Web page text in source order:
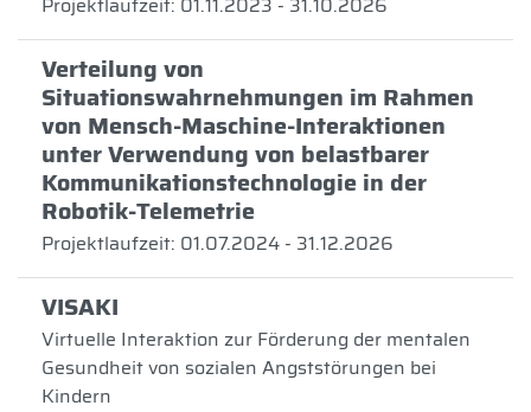
Verteilung von
Situationswahrnehmungen im Rahmen
von Mensch-Maschine-Interaktionen
unter Verwendung von belastbarer
Kommunikationstechnologie in der
Robotik-Telemetrie
Projektlaufzeit: 01.07.2024 - 31.12.2026
VISAKI
Virtuelle Interaktion zur Förderung der mentalen
Gesundheit von sozialen Angststörungen bei
Kindern